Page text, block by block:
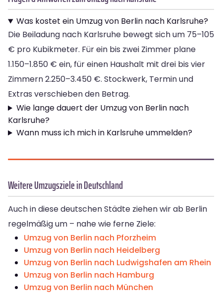
Was kostet ein Umzug von Berlin nach Karlsruhe?
Die Beiladung nach Karlsruhe bewegt sich um 75–105
€ pro Kubikmeter. Für ein bis zwei Zimmer plane
1.150–1.850 € ein, für einen Haushalt mit drei bis vier
Zimmern 2.250–3.450 €. Stockwerk, Termin und
Extras verschieben den Betrag.
Wie lange dauert der Umzug von Berlin nach
Karlsruhe?
Wann muss ich mich in Karlsruhe ummelden?
Weitere Umzugsziele in Deutschland
Auch in diese deutschen Städte ziehen wir ab Berlin
regelmäßig um – nahe wie ferne Ziele:
Umzug von Berlin nach Pforzheim
Umzug von Berlin nach Heidelberg
Umzug von Berlin nach Ludwigshafen am Rhein
Umzug von Berlin nach Hamburg
Umzug von Berlin nach München